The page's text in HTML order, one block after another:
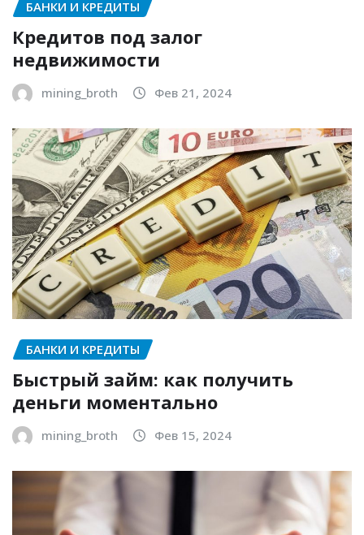
БАНКИ И КРЕДИТЫ
Кредитов под залог
недвижимости
mining_broth Фев 21, 2024
БАНКИ И КРЕДИТЫ
Быстрый займ: как получить
деньги моментально
mining_broth Фев 15, 2024